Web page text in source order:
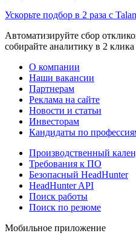
Ускорьте подбор в 2 раза с
Автоматизируйте сбор
собирайте аналитику в 2 клика
О компании
Наши вакансии
Партнерам
Реклама на сайте
Новости и статьи
Инвесторам
Кандидаты по
Производственный
Требования к ПО
Безопасный HeadHunter
HeadHunter API
Поиск работы
Поиск по резюме
Мобильное приложение